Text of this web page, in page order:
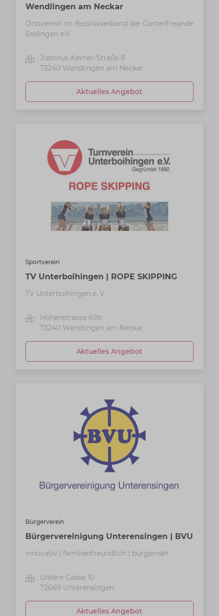
Wendlingen am Neckar
Ortsverein im Bezirksverband der Gartenfreunde
Esslingen e.V
Justinus-Kerner-Straße 8
73240 Wendlingen am Neckar
Aktuelles Angebot
Sportverein
TV Unterboihingen | ROPE SKIPPING
TV Unterboihingen e. V
Höhenstrasse 69b
73240 Wendlingen am Neckar
Aktuelles Angebot
Bürgerverein
Bürgervereinigung Unterensingen | BVU
innovativ | familienfreundlich | bürgernah
Untere Gasse 10
72669 Unterensingen
Aktuelles Angebot